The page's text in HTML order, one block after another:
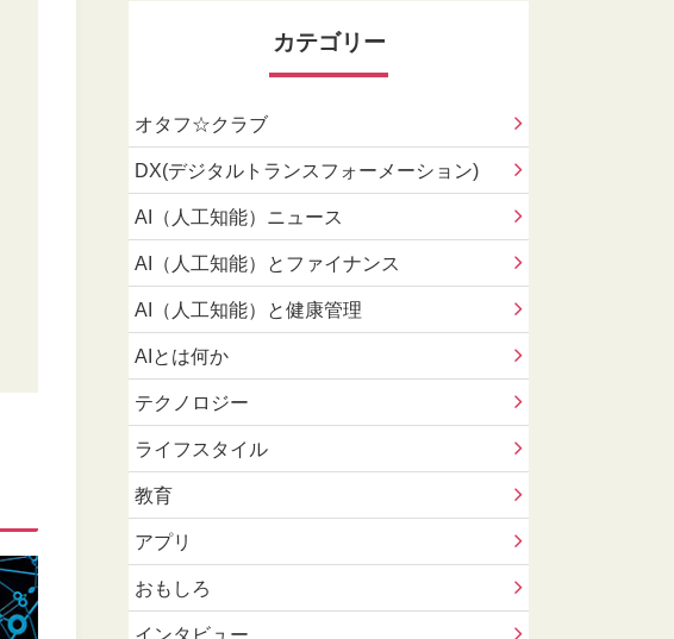
カテゴリー
オタフ☆クラブ
DX(デジタルトランスフォーメーション)
AI（人工知能）ニュース
AI（人工知能）とファイナンス
AI（人工知能）と健康管理
AIとは何か
テクノロジー
ライフスタイル
教育
アプリ
おもしろ